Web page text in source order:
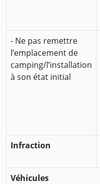
- Ne pas remettre
l’emplacement de
camping/l’installation
à son état initial
Infraction
Véhicules